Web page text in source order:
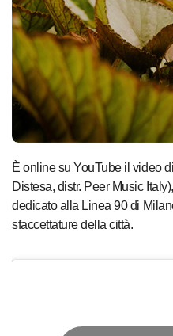
È online su YouTube il video di
Distesa, distr. Peer Music
dedicato alla Linea 90 di
sfaccettature della città.